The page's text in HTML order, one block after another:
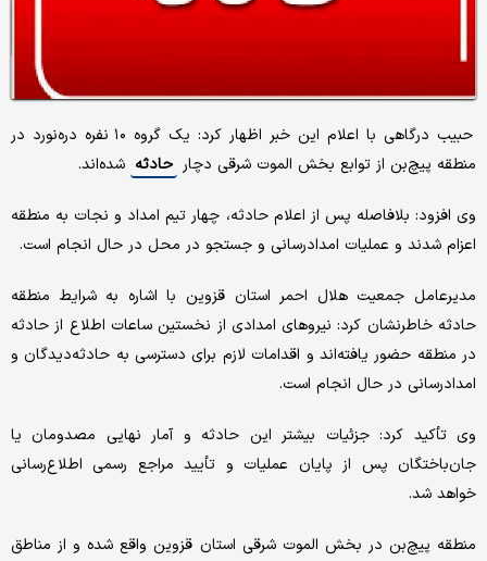
حبیب درگاهی با اعلام این خبر اظهار کرد: یک گروه ۱۰ نفره دره‌نورد در
منطقه پیچ‌بن از توابع بخش الموت شرقی دچار حادثه شده‌اند.
وی افزود: بلافاصله پس از اعلام حادثه، چهار تیم امداد و نجات به منطقه
اعزام شدند و عملیات امدادرسانی و جستجو در محل در حال انجام است.
مدیرعامل جمعیت هلال احمر استان قزوین با اشاره به شرایط منطقه
حادثه خاطرنشان کرد: نیروهای امدادی از نخستین ساعات اطلاع از حادثه
در منطقه حضور یافته‌اند و اقدامات لازم برای دسترسی به حادثه‌دیدگان و
امدادرسانی در حال انجام است.
وی تأکید کرد: جزئیات بیشتر این حادثه و آمار نهایی مصدومان یا
جان‌باختگان پس از پایان عملیات و تأیید مراجع رسمی اطلاع‌رسانی
خواهد شد.
منطقه پیچ‌بن در بخش الموت شرقی استان قزوین واقع شده و از مناطق